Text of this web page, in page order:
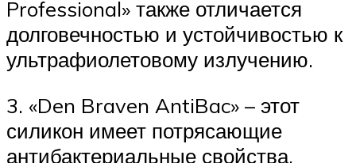
Professional» также отличается
долговечностью и устойчивостью к
ультрафиолетовому излучению.
3. «Den Braven AntiBac» – этот
силикон имеет потрясающие
антибактериальные свойства,